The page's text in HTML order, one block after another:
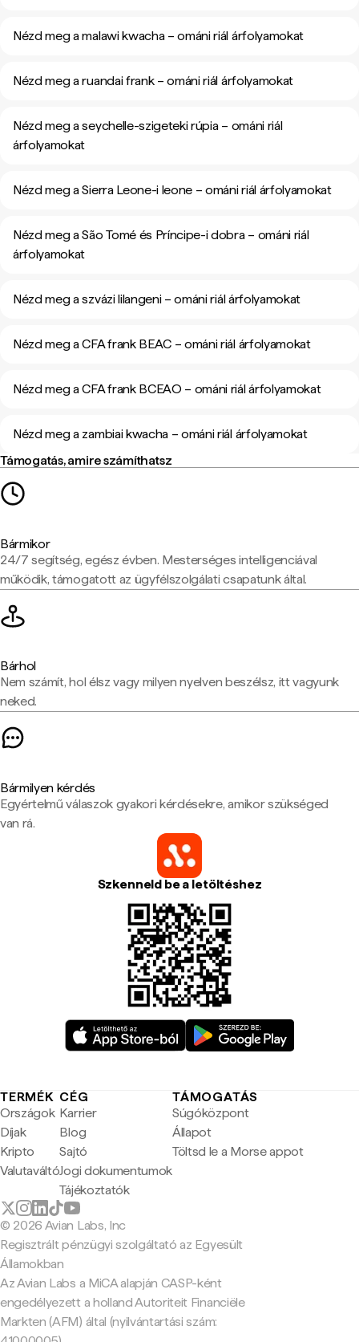
Nézd meg a malawi kwacha – ománi riál árfolyamokat
Nézd meg a ruandai frank – ománi riál árfolyamokat
Nézd meg a seychelle-szigeteki rúpia – ománi riál
árfolyamokat
Nézd meg a Sierra Leone-i leone – ománi riál árfolyamokat
Nézd meg a São Tomé és Príncipe-i dobra – ománi riál
árfolyamokat
Nézd meg a szvázi lilangeni – ománi riál árfolyamokat
Nézd meg a CFA frank BEAC – ománi riál árfolyamokat
Nézd meg a CFA frank BCEAO – ománi riál árfolyamokat
Nézd meg a zambiai kwacha – ománi riál árfolyamokat
Támogatás, amire számíthatsz
Bármikor
24/7 segítség, egész évben. Mesterséges intelligenciával
működik, támogatott az ügyfélszolgálati csapatunk által.
Bárhol
Nem számít, hol élsz vagy milyen nyelven beszélsz, itt vagyunk
neked.
Bármilyen kérdés
Egyértelmű válaszok gyakori kérdésekre, amikor szükséged
van rá.
Szkenneld be a letöltéshez
TERMÉK
Országok
Díjak
Kripto
Valutaváltó
CÉG
Karrier
Blog
Sajtó
Jogi dokumentumok
Tájékoztatók
TÁMOGATÁS
Súgóközpont
Állapot
Töltsd le a Morse appot
© 2026 Avian Labs, Inc
Regisztrált pénzügyi szolgáltató az Egyesült
Államokban
Az Avian Labs a MiCA alapján CASP-ként
engedélyezett a holland Autoriteit Financiële
Markten (AFM) által (nyilvántartási szám: